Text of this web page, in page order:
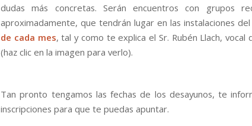
dudas más concretas. Serán encuentros con grupos
aproximadamente, que tendrán lugar en las instalaciones del
de cada mes, tal y como te explica el Sr. Rubén Llach,
(haz clic en la imagen para verlo).
Tan pronto tengamos las fechas de los desayunos, te
inscripciones para que te puedas apuntar.